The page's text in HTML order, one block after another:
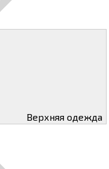
Верхняя одежда